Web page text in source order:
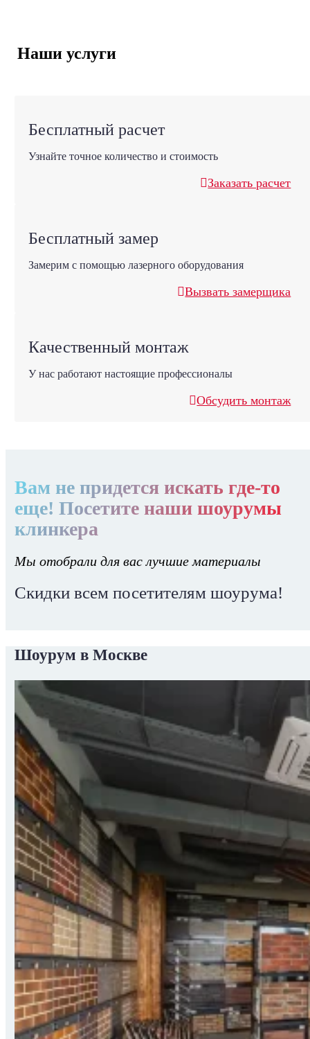
Наши услуги
Бесплатный расчет
Узнайте точное количество и стоимость
Заказать расчет
Бесплатный замер
Замерим с помощью лазерного оборудования
Вызвать замерщика
Качественный монтаж
У нас работают настоящие профессионалы
Обсудить монтаж
Вам не придется искать где-то
еще! Посетите наши шоурумы
клинкера
Мы отобрали для вас лучшие материалы
Скидки всем посетителям шоурума!
Шоурум в Москве